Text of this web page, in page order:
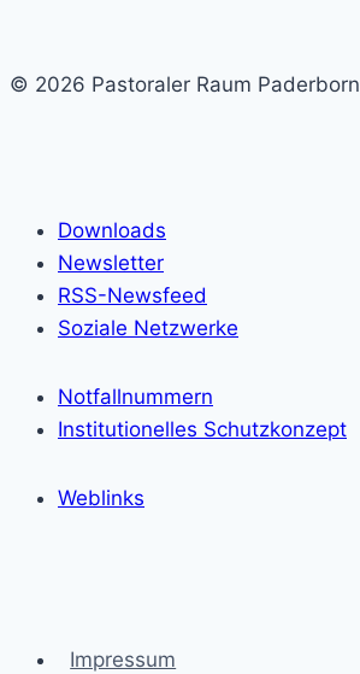
© 2026 Pastoraler Raum Paderborn
Downloads
Newsletter
RSS-Newsfeed
Soziale Netzwerke
Notfallnummern
Institutionelles Schutzkonzept
Weblinks
Impressum